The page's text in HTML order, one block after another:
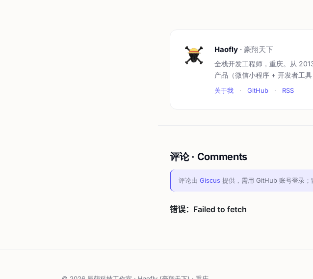
Haofly · 豪翔天下
全栈开发工程师，重庆。从
产品（微信小程序 + 开发者工具
关于我 · GitHub · RSS
评论 · Comments
评论由 Giscus 提供，需用 GitHub 账号登录；